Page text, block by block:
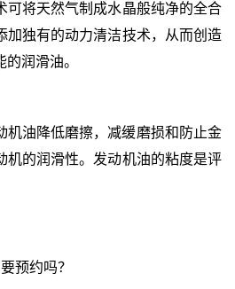
将天然气制成水晶般纯净的全合
加独有的动力清洁技术，从而创造
润滑油。
机油降低磨擦，减缓磨损和防止金
机的润滑性。发动机油的粘度是评
预约吗？